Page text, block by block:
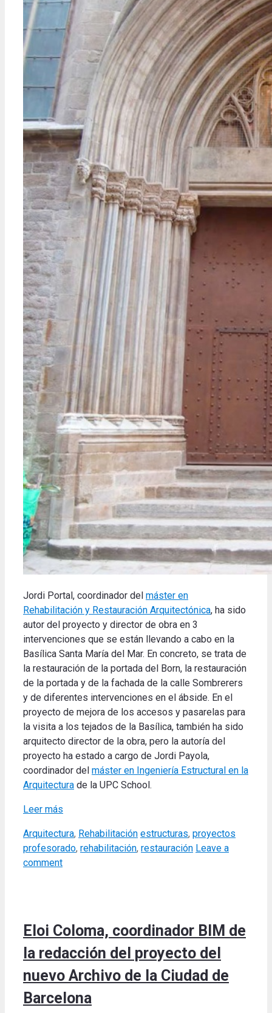
Jordi Portal, coordinador del máster en
Rehabilitación y Restauración Arquitectónica, ha sido
autor del proyecto y director de obra en 3
intervenciones que se están llevando a cabo en la
Basílica Santa María del Mar. En concreto, se trata de
la restauración de la portada del Born, la restauración
de la portada y de la fachada de la calle Sombrerers
y de diferentes intervenciones en el ábside. En el
proyecto de mejora de los accesos y pasarelas para
la visita a los tejados de la Basílica, también ha sido
arquitecto director de la obra, pero la autoría del
proyecto ha estado a cargo de Jordi Payola,
coordinador del máster en Ingeniería Estructural en la
Arquitectura de la UPC School.
Leer más
Categories
Arquitectura, Rehabilitación Tags
estructuras, proyectos
profesorado, rehabilitación, restauración Leave a
comment
Eloi Coloma, coordinador BIM de
la redacción del proyecto del
nuevo Archivo de la Ciudad de
Barcelona